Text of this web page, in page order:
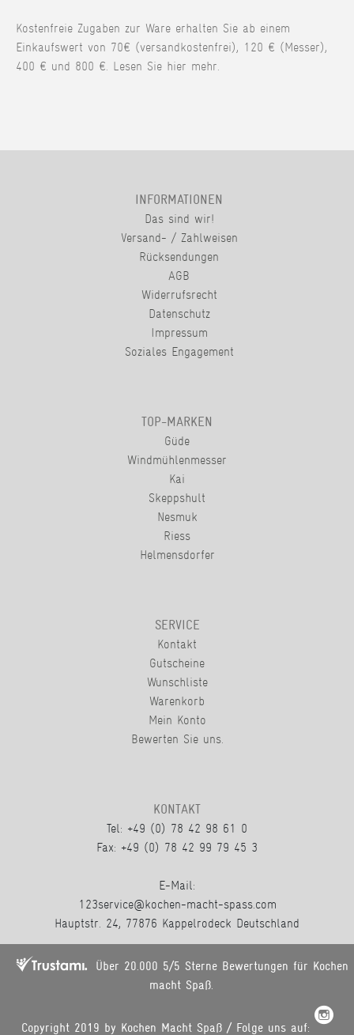
Kostenfreie Zugaben zur Ware erhalten Sie ab einem
Einkaufswert von 70€ (versandkostenfrei), 120 € (Messer),
400 € und 800 €. Lesen Sie hier mehr.
INFORMATIONEN
Das sind wir!
Versand- / Zahlweisen
Rücksendungen
AGB
Widerrufsrecht
Datenschutz
Impressum
Soziales Engagement
TOP-MARKEN
Güde
Windmühlenmesser
Kai
Skeppshult
Nesmuk
Riess
Helmensdorfer
SERVICE
Kontakt
Gutscheine
Wunschliste
Warenkorb
Mein Konto
Bewerten Sie uns.
KONTAKT
Tel: +49 (0) 78 42 98 61 0
Fax: +49 (0) 78 42 99 79 45 3
E-Mail:
123service@kochen-macht-spass.com
Hauptstr. 24, 77876 Kappelrodeck Deutschland
Über 20.000 5/5 Sterne Bewertungen für Kochen
macht Spaß.
Copyright 2019 by Kochen Macht Spaß / Folge uns auf: